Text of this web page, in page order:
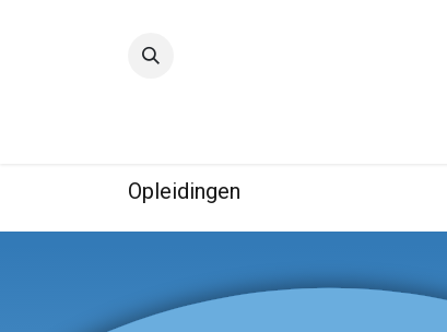
Opleidingen